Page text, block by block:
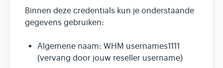
Binnen deze credentials kun je onderstaande
gegevens gebruiken:
Algemene naam: WHM usernames1111
(vervang door jouw reseller username)